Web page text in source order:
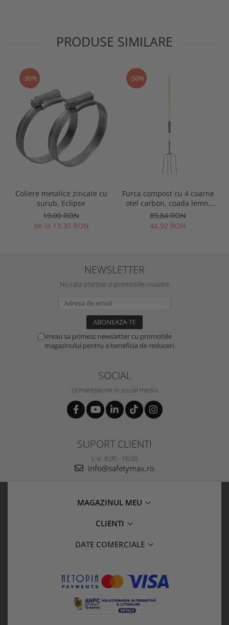
PRODUSE SIMILARE
-30%
Coliere metalice zincate cu
surub, Eclipse
19,00 RON
de la 13,30 RON
-50%
Furca compost cu 4 coarne
otel carbon, coada lemn,
Spear & Jackson Neverbend
Professional
89,84 RON
44,92 RON
NEWSLETTER
Nu rata ofertele si promotiile noastre
Vreau sa primesc newsletter cu promotiile
magazinului pentru a beneficia de reduceri.
SOCIAL
Urmareste-ne in social media
SUPORT CLIENTI
L-V, 8:00 - 16:00
info@safetymax.ro
MAGAZINUL MEU
CLIENTI
DATE COMERCIALE